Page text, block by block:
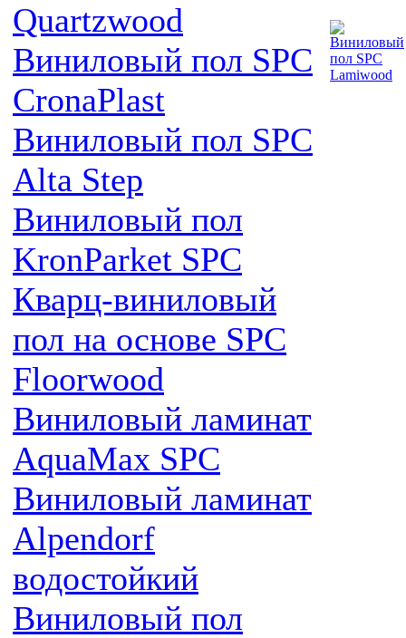
Quartzwood
Виниловый пол SPC
CronaPlast
Виниловый пол SPC
Alta Step
Виниловый пол
KronParket SPC
Кварц-виниловый
пол на основе SPC
Floorwood
Виниловый ламинат
AquaMax SPC
Виниловый ламинат
Alpendorf
водостойкий
Виниловый пол